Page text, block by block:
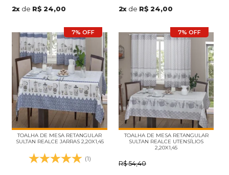
2x de R$ 24,00 2x de R$ 24,00
7% OFF
TOALHA DE MESA RETANGULAR
SULTAN REALCE JARRAS 2,20X1,45
(1)
7% OFF
TOALHA DE MESA RETANGULAR
SULTAN REALCE UTENSÍLIOS
2,20X1,45
R$ 54,40